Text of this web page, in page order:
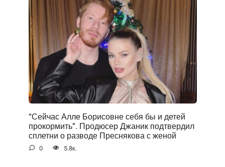
“Сейчас Алле Борисовне себя бы и детей
прокормить”. Продюсер Джаник подтвердил
сплетни о разводе Преснякова с женой
0 5.8к.